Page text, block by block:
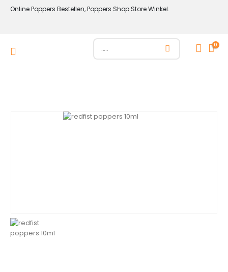
Online Poppers Bestellen, Poppers Shop Store Winkel.
0